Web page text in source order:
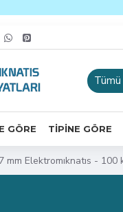
Tümü
GÖRE TIPINE GÖRE
mm Elektromıknatıs - 100